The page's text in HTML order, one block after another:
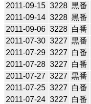
2011-09-15 3228 黒番
2011-09-14 3228 黒番
2011-09-06 3228 白番
2011-07-30 3227 黒番
2011-07-29 3227 白番
2011-07-28 3227 白番
2011-07-27 3227 黒番
2011-07-25 3227 白番
2011-07-24 3227 白番